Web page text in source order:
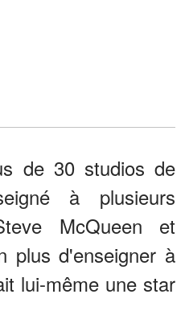
de 30 studios de
à plusieurs
McQueen et
plus d'enseigner à
lui-même une star